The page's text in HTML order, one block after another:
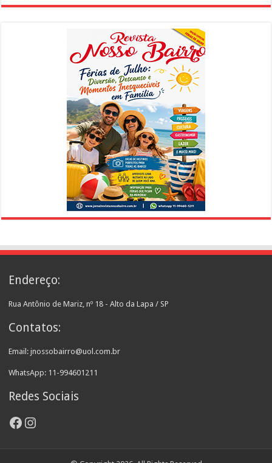
Endereço:
Rua Antônio de Mariz, nº 18 - Alto da Lapa / SP
Contatos:
Email: jnossobairro@uol.com.br
WhatsApp: 11-994601211
Redes Sociais
Facebook
Instagram